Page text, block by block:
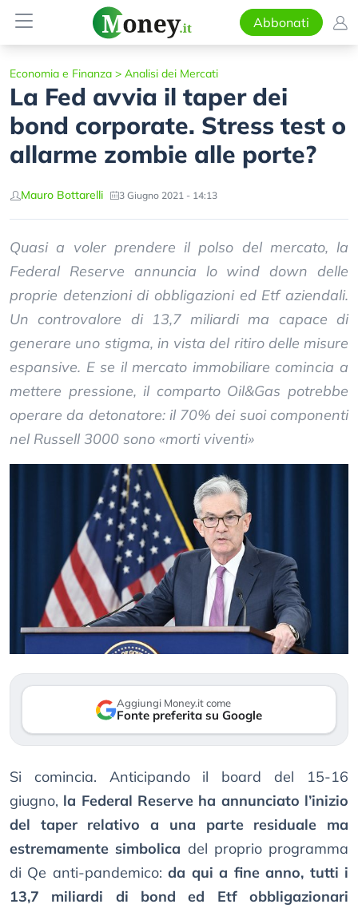
Abbonati
Economia e Finanza > Analisi dei Mercati
La Fed avvia il taper dei
bond corporate. Stress test o
allarme zombie alle porte?
Mauro Bottarelli 3 Giugno 2021 - 14:13
Quasi a voler prendere il polso del mercato, la
Federal Reserve annuncia lo wind down delle
proprie detenzioni di obbligazioni ed Etf aziendali.
Un controvalore di 13,7 miliardi ma capace di
generare uno stigma, in vista del ritiro delle misure
espansive. E se il mercato immobiliare comincia a
mettere pressione, il comparto Oil&Gas potrebbe
operare da detonatore: il 70% dei suoi componenti
nel Russell 3000 sono «morti viventi»
Aggiungi Money.it come
Fonte preferita su Google
Si comincia. Anticipando il board del 15-16
giugno, la Federal Reserve ha annunciato l’inizio
del taper relativo a una parte residuale ma
estremamente simbolica del proprio programma
di Qe anti-pandemico:da qui a fine anno, tutti i
13,7 miliardi di bond ed Etf obbligazionari